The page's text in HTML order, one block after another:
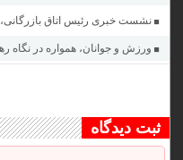
نشست خبری رئیس اتاق بازرگانی،
ورزش و جوانان، همواره در نگاه
ثبت دیدگاه